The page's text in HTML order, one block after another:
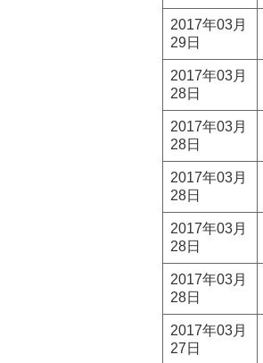
2017年03月
29日
2017年03月
28日
2017年03月
28日
2017年03月
28日
2017年03月
28日
2017年03月
28日
2017年03月
27日